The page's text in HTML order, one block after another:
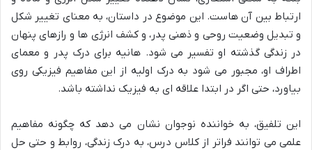
ارتباط بین آن هاست. این موضوع در داستان، به معنای تغییر شکل
و تبدیل وضعیت روحی و ذهنی پدر، و کشف انرژی ها و رازهای پنهان
در زندگی گذشته او تفسیر می شود. هانیه برای درک پدر و معمای
اطراف او، مجبور می شود به درک اولیه از این مفاهیم فیزیکی روی
بیاورد، حتی اگر در ابتدا علاقه ای به فیزیک نداشته باشد.
این تلفیق، به خواننده نوجوان نشان می دهد که چگونه مفاهیم
علمی می توانند فراتر از کلاس درس، به درک زندگی، روابط و حتی حل